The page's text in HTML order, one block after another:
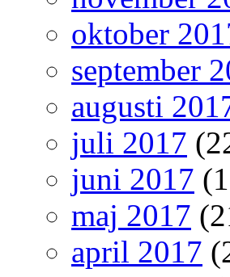
oktober
september
augusti
juli 2017
juni 2017
maj 2017
april 2017